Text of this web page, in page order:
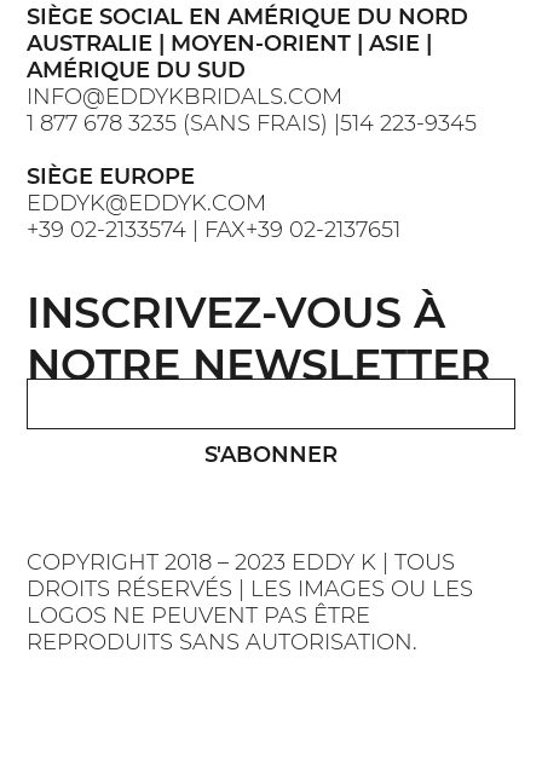
COPYRIGHT 2018 – 2023 EDDY K | TOUS
DROITS RÉSERVÉS | LES IMAGES OU LES
LOGOS NE PEUVENT PAS ÊTRE
REPRODUITS SANS AUTORISATION.
SIÈGE SOCIAL EN AMÉRIQUE DU NORD
AUSTRALIE | MOYEN-ORIENT | ASIE |
AMÉRIQUE DU SUD
INFO@EDDYKBRIDALS.COM
1 877 678 3235 (SANS FRAIS) |514 223-9345
SIÈGE EUROPE
EDDYK@EDDYK.COM
+39 02-2133574 | FAX+39 02-2137651
S'ABONNER
INSCRIVEZ-VOUS À
NOTRE NEWSLETTER